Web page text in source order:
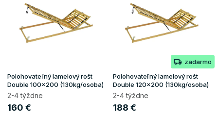
u
k
t
o
Polohovateľný lamelový rošt
Double 100x200 (130kg/osoba)
2-4 týždne
160 €
zadarmo
Polohovateľný lamelový rošt
Double 120x200 (130kg/osoba)
2-4 týždne
188 €